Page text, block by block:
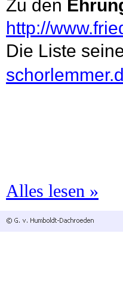
Zu den
http://
Die Liste
Alles lesen »